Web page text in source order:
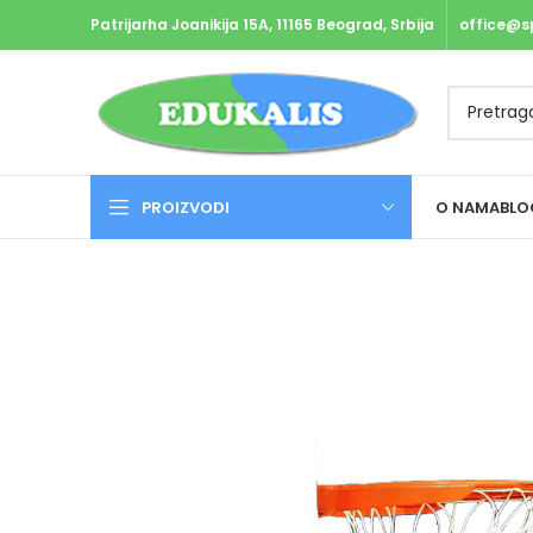
Patrijarha Joanikija 15A, 11165 Beograd, Srbija
PROIZVODI O NAMA